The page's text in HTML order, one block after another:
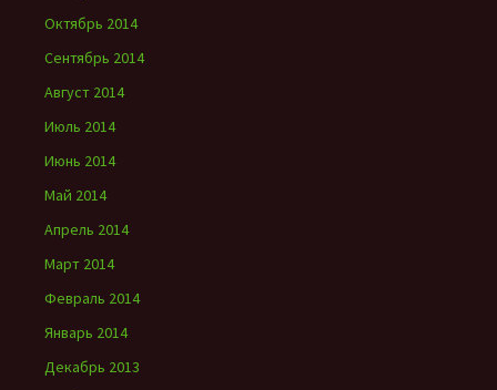
Октябрь 2014
Сентябрь 2014
Август 2014
Июль 2014
Июнь 2014
Май 2014
Апрель 2014
Март 2014
Февраль 2014
Январь 2014
Декабрь 2013